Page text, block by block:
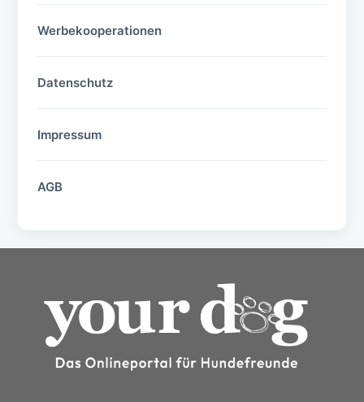
Werbekooperationen
Datenschutz
Impressum
AGB